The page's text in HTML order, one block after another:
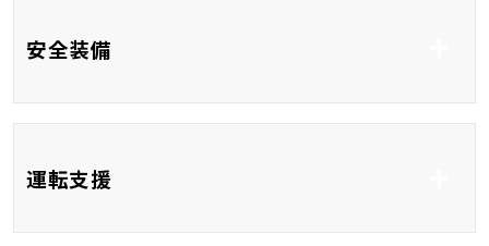
安全装備
コーナーセンサー
運転支援